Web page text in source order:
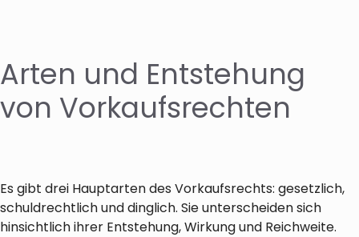
Arten und Entstehung
von Vorkaufsrechten
Es gibt drei Hauptarten des Vorkaufsrechts: gesetzlich,
schuldrechtlich und dinglich. Sie unterscheiden sich
hinsichtlich ihrer Entstehung, Wirkung und Reichweite.